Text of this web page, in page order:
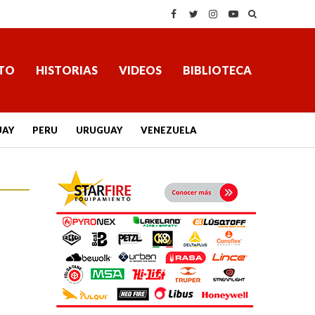
HISTORIAS VIDEOS BIBLIOTECA
PERU URUGUAY VENEZUELA